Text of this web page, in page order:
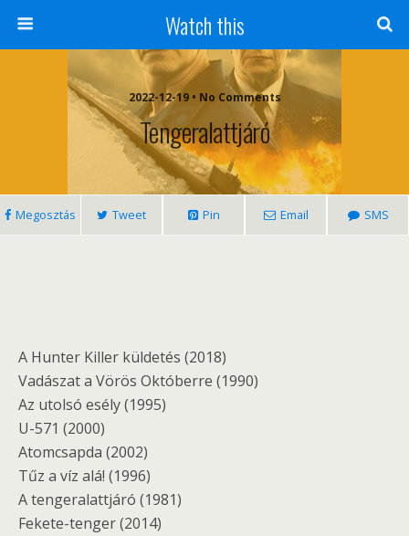
Watch this
2022-12-19 • No Comments
Tengeralattjáró
Megosztás Tweet Pin Email SMS
A Hunter Killer küldetés (2018)
Vadászat a Vörös Októberre (1990)
Az utolsó esély (1995)
U-571 (2000)
Atomcsapda (2002)
Tűz a víz alá! (1996)
A tengeralattjáró (1981)
Fekete-tenger (2014)